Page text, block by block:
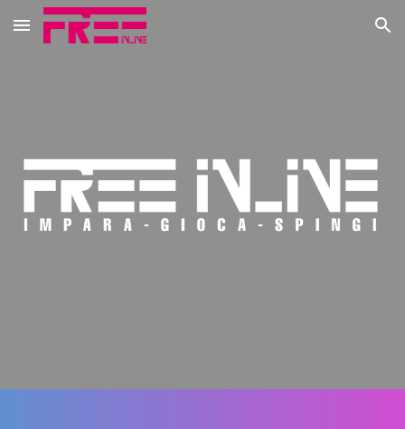
Skip to main content Skip to navigation